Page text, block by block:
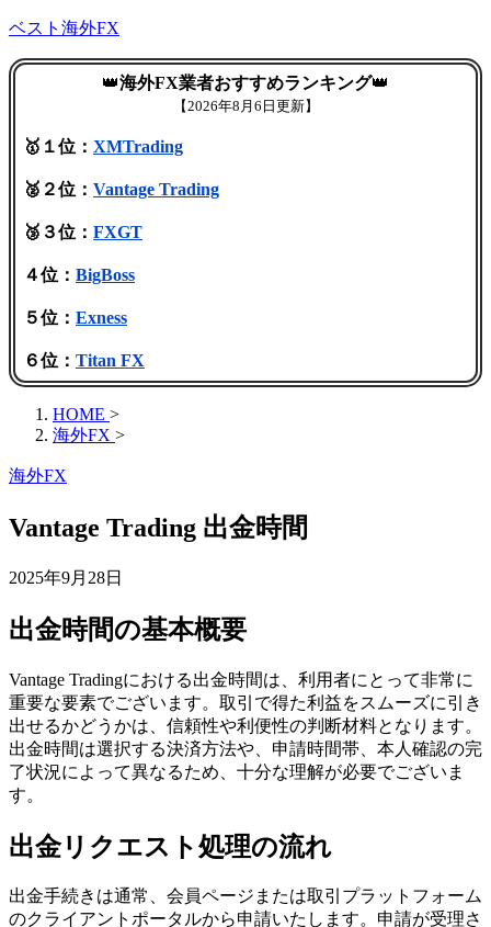
ベスト海外FX
👑海外FX業者おすすめランキング👑
【2026年8月6日更新】
🥇１位： XMTrading
🥈２位： Vantage Trading
🥉３位： FXGT
４位： BigBoss
５位： Exness
６位： Titan FX
HOME >
海外FX >
海外FX
Vantage Trading 出金時間
2025年9月28日
出金時間の基本概要
Vantage Tradingにおける出金時間は、利用者にとって非常に
重要な要素でございます。取引で得た利益をスムーズに引き
出せるかどうかは、信頼性や利便性の判断材料となります。
出金時間は選択する決済方法や、申請時間帯、本人確認の完
了状況によって異なるため、十分な理解が必要でございま
す。
出金リクエスト処理の流れ
出金手続きは通常、会員ページまたは取引プラットフォーム
のクライアントポータルから申請いたします。申請が受理さ